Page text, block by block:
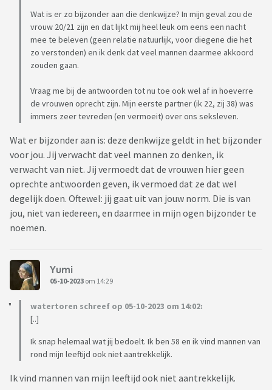
Wat is er zo bijzonder aan die denkwijze? In mijn geval zou de
vrouw 20/21 zijn en dat lijkt mij heel leuk om eens een nacht
mee te beleven (geen relatie natuurlijk, voor diegene die het
zo verstonden) en ik denk dat veel mannen daarmee akkoord
zouden gaan.
Vraag me bij de antwoorden tot nu toe ook wel af in hoeverre
de vrouwen oprecht zijn. Mijn eerste partner (ik 22, zij 38) was
immers zeer tevreden (en vermoeit) over ons seksleven.
Wat er bijzonder aan is: deze denkwijze geldt in het bijzonder
voor jou. Jij verwacht dat veel mannen zo denken, ik
verwacht van niet. Jij vermoedt dat de vrouwen hier geen
oprechte antwoorden geven, ik vermoed dat ze dat wel
degelijk doen. Oftewel: jij gaat uit van jouw norm. Die is van
jou, niet van iedereen, en daarmee in mijn ogen bijzonder te
noemen.
Yumi
05-10-2023 om 14:29
watertoren schreef op 05-10-2023 om 14:02:
[..]
Ik snap helemaal wat jij bedoelt. Ik ben 58 en ik vind mannen van
rond mijn leeftijd ook niet aantrekkelijk.
Ik vind mannen van mijn leeftijd ook niet aantrekkelijk.